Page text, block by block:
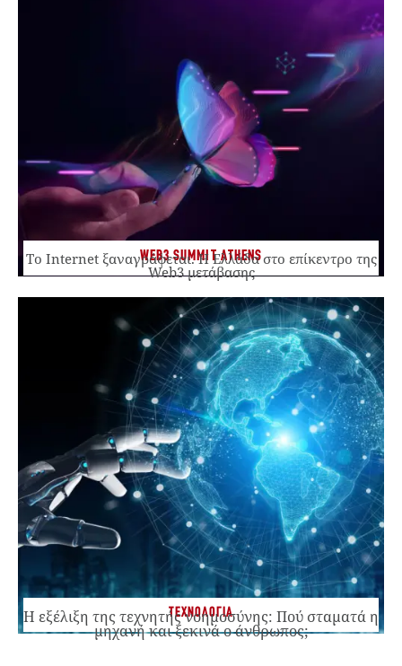
WEB3 SUMMIT ATHENS
Το Internet ξαναγράφεται. Η Ελλάδα στο επίκεντρο της
Web3 μετάβασης
ΤΕΧΝΟΛΟΓΙΑ
Η εξέλιξη της τεχνητής νοημοσύνης: Πού σταματά η
μηχανή και ξεκινά ο άνθρωπος;